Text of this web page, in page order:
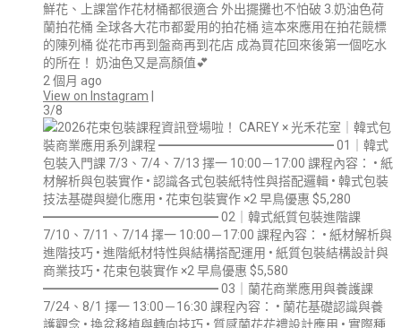
鮮花、上課當作花材桶都很適合 外出擺攤也不怕破 3.奶油色荷
蘭拍花桶 全球各大花市都愛用的拍花桶 這本來應用在拍花競標
的陳列桶 從花市再到盤商再到花店 成為買花回來後第一個吃水
的所在！ 奶油色又是高顏值💕
2 個月 ago
View on Instagram
3/8